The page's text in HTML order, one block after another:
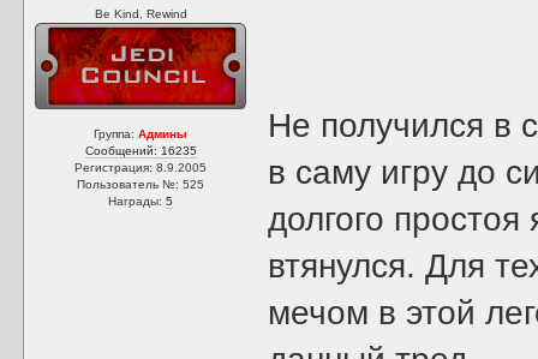
Be Kind, Rewind
Группа:Админы
Сообщений: 16235
Регистрация: 8.9.2005
Пользователь №: 525
Награды:5
Не получился в
в саму игру до
долгого
втянулся. Для
мечом в этой